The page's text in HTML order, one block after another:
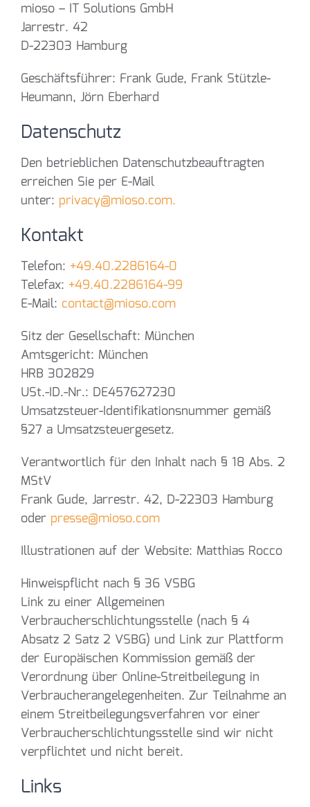
mioso – IT Solutions GmbH
Jarrestr. 42
D-22303 Hamburg
Geschäftsführer: Frank Gude, Frank Stützle-
Heumann, Jörn Eberhard
Datenschutz
Den betrieblichen Datenschutzbeauftragten
erreichen Sie per E-Mail
unter: privacy@mioso.com.
Kontakt
Telefon: +49.40.2286164-0
Telefax: +49.40.2286164-99
E-Mail: contact@mioso.com
Sitz der Gesellschaft: München
Amtsgericht: München
HRB 302829
USt.-ID.-Nr.: DE457627230
Umsatzsteuer-Identifikationsnummer gemäß
§27 a Umsatzsteuergesetz.
Verantwortlich für den Inhalt nach § 18 Abs. 2
MStV
Frank Gude, Jarrestr. 42, D-22303 Hamburg
oder presse@mioso.com
Illustrationen auf der Website: Matthias Rocco
Hinweispflicht nach § 36 VSBG
Link zu einer Allgemeinen
Verbraucherschlichtungsstelle (nach § 4
Absatz 2 Satz 2 VSBG) und Link zur Plattform
der Europäischen Kommission gemäß der
Verordnung über Online-Streitbeilegung in
Verbraucherangelegenheiten. Zur Teilnahme an
einem Streitbeilegungsverfahren vor einer
Verbraucherschlichtungsstelle sind wir nicht
verpflichtet und nicht bereit.
Links